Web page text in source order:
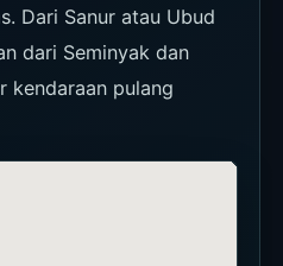
Dari Sanur atau Ubud
dari Seminyak dan
kendaraan pulang